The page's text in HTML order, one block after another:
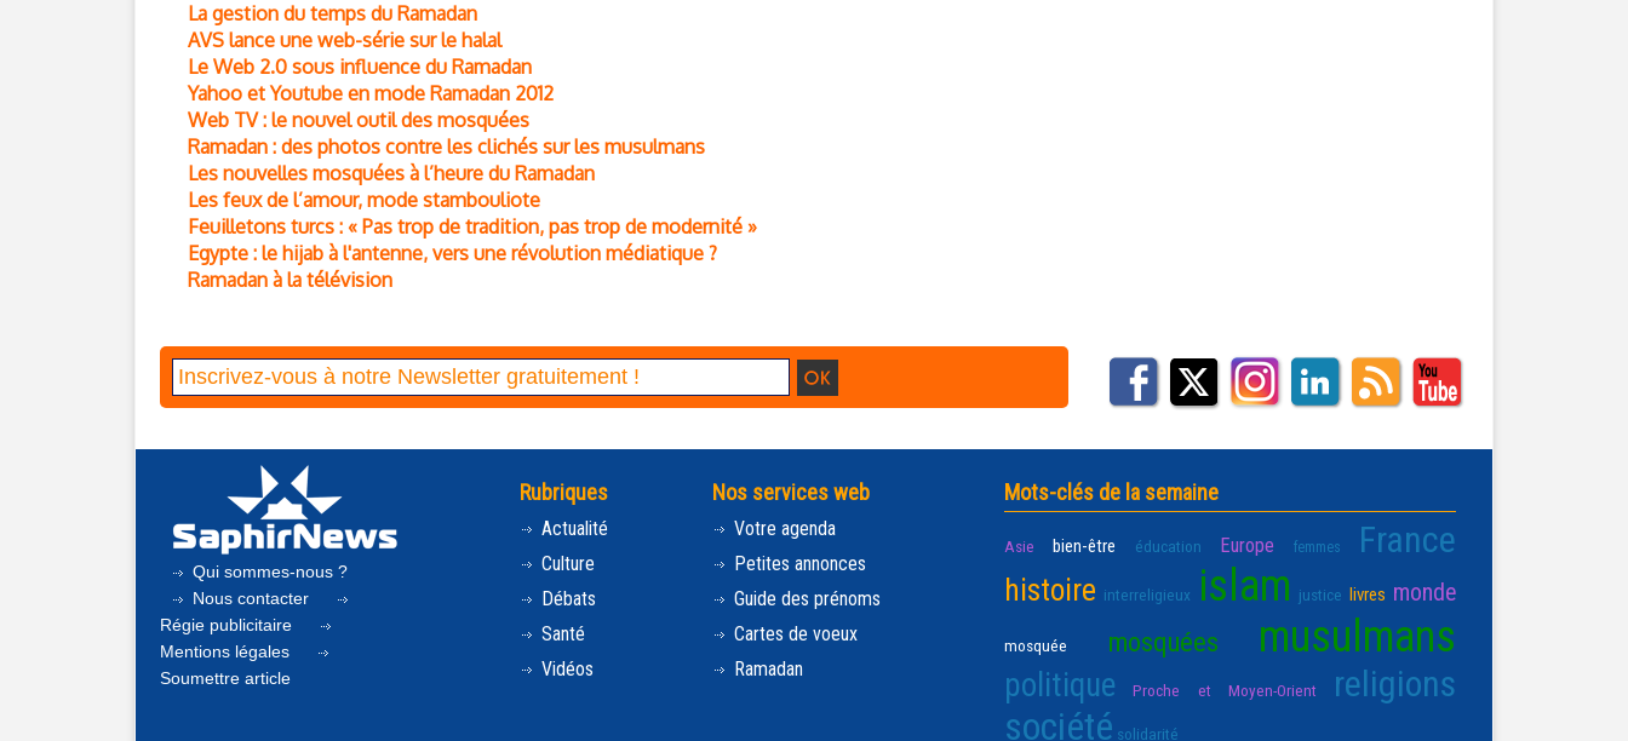
La gestion du temps du Ramadan
AVS lance une web-série sur le halal
Le Web 2.0 sous influence du Ramadan
Yahoo et Youtube en mode Ramadan 2012
Web TV : le nouvel outil des mosquées
Ramadan : des photos contre les clichés sur les musulmans
Les nouvelles mosquées à l’heure du Ramadan
Les feux de l’amour, mode stambouliote
Feuilletons turcs : « Pas trop de tradition, pas trop de modernité »
Egypte : le hijab à l'antenne, vers une révolution médiatique ?
Ramadan à la télévision
Qui sommes-nous ?
Nous contacter
Régie publicitaire
Mentions légales
Soumettre article
Rubriques
Actualité
Culture
Débats
Santé
Vidéos
Nos services web
Votre agenda
Petites annonces
Guide des prénoms
Cartes de voeux
Ramadan
Mots-clés de la semaine
Asie bien-être éducation Europe femmes France
histoire interreligieux islam justice livres monde
mosquée mosquées musulmans
politique Proche et Moyen-Orient religions
société solidarité